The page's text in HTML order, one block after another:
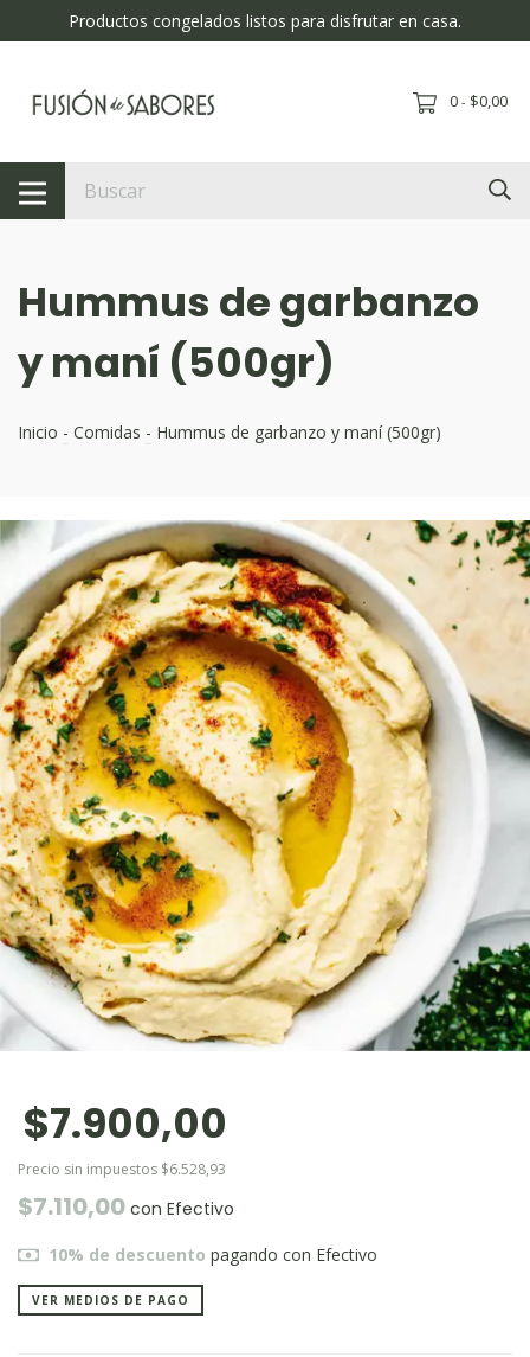
Productos congelados listos para disfrutar en casa.
0 - $0,00
Hummus de garbanzo
y maní (500gr)
Inicio - Comidas - Hummus de garbanzo y maní (500gr)
$7.900,00
Precio sin impuestos $6.528,93
$7.110,00 con Efectivo
10% de descuento pagando con Efectivo
VER MEDIOS DE PAGO